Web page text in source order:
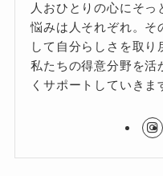
人おひとりの心にそっ
悩みは人それぞれ。そ
して自分らしさを取り
私たちの得意分野を活
くサポートしていきま